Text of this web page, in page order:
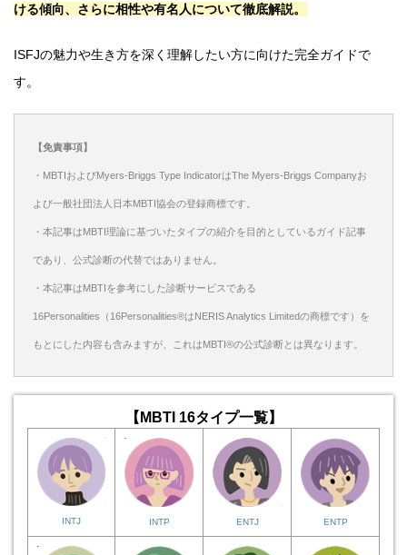
ける傾向、さらに相性や有名人について徹底解説。
ISFJの魅力や生き方を深く理解したい方に向けた完全ガイドで
す。
【免責事項】
・MBTIおよびMyers-Briggs Type IndicatorはThe Myers-Briggs Companyお
よび一般社団法人日本MBTI協会の登録商標です。
・本記事はMBTI理論に基づいたタイプの紹介を目的としているガイド記事
であり、公式診断の代替ではありません。
・本記事はMBTIを参考にした診断サービスである
16Personalities（16Personalities®はNERIS Analytics Limitedの商標です）を
もとにした内容も含みますが、これはMBTI®の公式診断とは異なります。
【MBTI 16タイプ一覧】
INTJ INTP ENTJ ENTP